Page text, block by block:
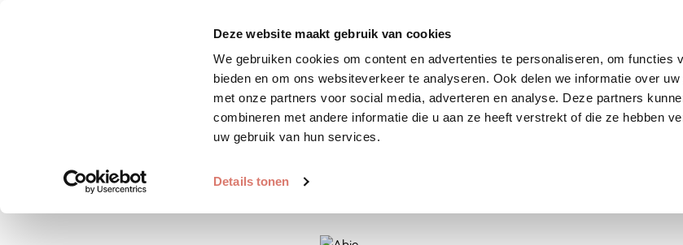
Deze website maakt gebruik van cookies
We gebruiken cookies om content en advertenties te personaliseren, om functies
bieden en om ons websiteverkeer te analyseren. Ook delen we informatie over
met onze partners voor social media, adverteren en analyse. Deze partners
combineren met andere informatie die u aan ze heeft verstrekt of die ze hebben
uw gebruik van hun services.
Details tonen
Zoek huisdier Plaats huisdier Hoe werkt het?